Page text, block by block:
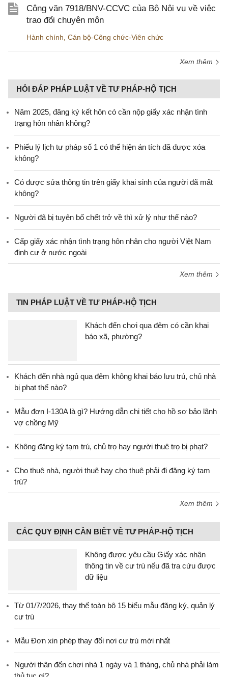
Công văn 7918/BNV-CCVC của Bộ Nội vụ về việc
trao đổi chuyên môn
Hành chính Cán bộ-Công chức-Viên chức
Xem thêm
HỎI ĐÁP PHÁP LUẬT VỀ TƯ PHÁP-HỘ TỊCH
Năm 2025, đăng ký kết hôn có cần nộp giấy xác nhận tình
trạng hôn nhân không?
Phiếu lý lịch tư pháp số 1 có thể hiện án tích đã được xóa
không?
Có được sửa thông tin trên giấy khai sinh của người đã mất
không?
Người đã bị tuyên bố chết trở về thì xử lý như thế nào?
Cấp giấy xác nhận tình trạng hôn nhân cho người Việt Nam
định cư ở nước ngoài
Xem thêm
TIN PHÁP LUẬT VỀ TƯ PHÁP-HỘ TỊCH
Khách đến chơi qua đêm có cần khai
báo xã, phường?
Khách đến nhà ngủ qua đêm không khai báo lưu trú, chủ nhà
bị phạt thế nào?
Mẫu đơn I-130A là gì? Hướng dẫn chi tiết cho hồ sơ bảo lãnh
vợ chồng Mỹ
Không đăng ký tạm trú, chủ trọ hay người thuê trọ bị phạt?
Cho thuê nhà, người thuê hay cho thuê phải đi đăng ký tạm
trú?
Xem thêm
CÁC QUY ĐỊNH CẦN BIẾT VỀ TƯ PHÁP-HỘ TỊCH
Không được yêu cầu Giấy xác nhận
thông tin về cư trú nếu đã tra cứu được
dữ liệu
Từ 01/7/2026, thay thế toàn bộ 15 biểu mẫu đăng ký, quản lý
cư trú
Mẫu Đơn xin phép thay đổi nơi cư trú mới nhất
Người thân đến chơi nhà 1 ngày và 1 tháng, chủ nhà phải làm